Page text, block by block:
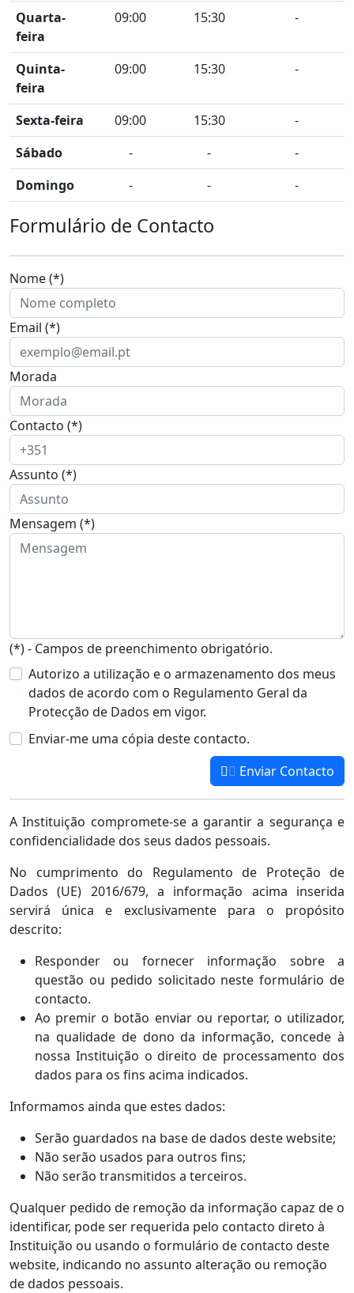
Quarta-
feira
09:00 15:30 -
Quinta-
feira
09:00 15:30 -
Sexta-feira 09:00 15:30
-
Sábado
- -
-
Domingo
- - -
Formulário de Contacto
Nome (*)
Email (*)
Morada
Contacto (*)
Assunto (*)
Mensagem (*)
(*) - Campos de preenchimento obrigatório.
Autorizo a utilização e o armazenamento dos meus
dados de acordo com o Regulamento Geral da
Protecção de Dados em vigor.
Enviar-me uma cópia deste contacto.
Enviar Contacto
A Instituição compromete-se a garantir a segurança e
confidencialidade dos seus dados pessoais.
No cumprimento do Regulamento de Proteção de
Dados (UE) 2016/679, a informação acima inserida
servirá única e exclusivamente para o propósito
descrito:
Responder ou fornecer informação sobre a
questão ou pedido solicitado neste formulário de
contacto.
Ao premir o botão enviar ou reportar, o utilizador,
na qualidade de dono da informação, concede à
nossa Instituição o direito de processamento dos
dados para os fins acima indicados.
Informamos ainda que estes dados:
Serão guardados na base de dados deste website;
Não serão usados para outros fins;
Não serão transmitidos a terceiros.
Qualquer pedido de remoção da informação capaz de o
identificar, pode ser requerida pelo contacto direto à
Instituição ou usando o formulário de contacto deste
website, indicando no assunto alteração ou remoção
de dados pessoais.